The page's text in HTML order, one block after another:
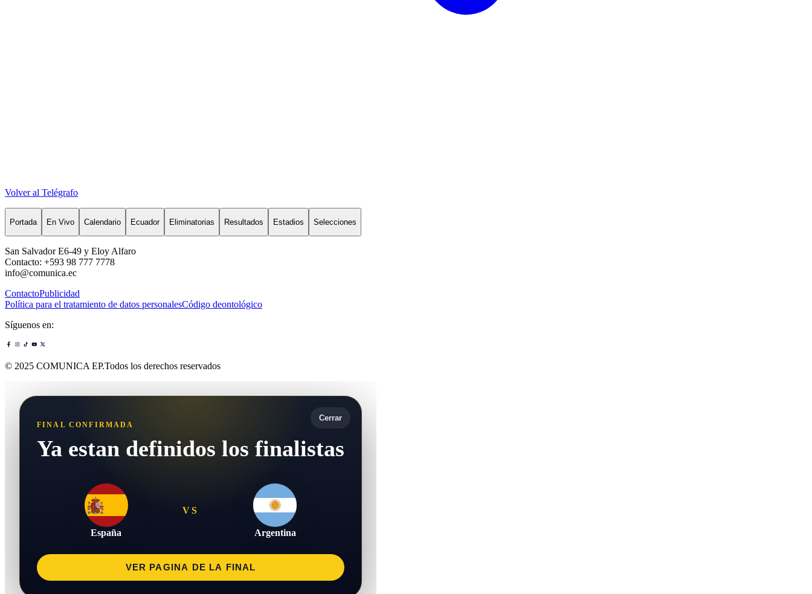
Volver al Telégrafo
Portada En Vivo Calendario Ecuador Eliminatorias Resultados Estadios Selecciones
San Salvador E6-49 y Eloy Alfaro
Contacto: +593 98 777 7778
info@comunica.ec
ContactoPublicidad
Política para el tratamiento de datos personalesCódigo deontológico
Síguenos en:
© 2025 COMUNICA EP.Todos los derechos reservados
Cerrar
FINAL CONFIRMADA
Ya estan definidos los finalistas
España
VS
Argentina
VER PAGINA DE LA FINAL